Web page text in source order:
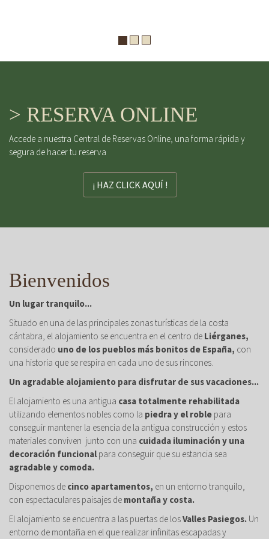
> RESERVA ONLINE
Accede a nuestra Central de Reservas Online, una forma rápida y
segura de hacer tu reserva
¡ HAZ CLICK AQUÍ !
Bienvenidos
Un lugar tranquilo...
Situado en una de las principales zonas turísticas de la costa
cántabra, el alojamiento se encuentra en el centro de Liérganes,
considerado uno de los pueblos más bonitos de España, con
una historia que se respira en cada uno de sus rincones.
Un agradable alojamiento para disfrutar de sus vacaciones...
El alojamiento es una antigua casa totalmente rehabilitada
utilizando elementos nobles como la piedra y el roble para
conseguir mantener la esencia de la antigua construcción y estos
materiales conviven junto con una cuidada iluminación y una
decoración funcional para conseguir que su estancia sea
agradable y comoda.
Disponemos de cinco apartamentos, en un entorno tranquilo,
con espectaculares paisajes de montaña y costa.
El alojamiento se encuentra a las puertas de losValles Pasiegos. Un
entorno de montaña en el que realizar infinitas escapadas y